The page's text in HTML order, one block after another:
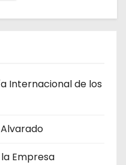
Internacional de los
Empresa